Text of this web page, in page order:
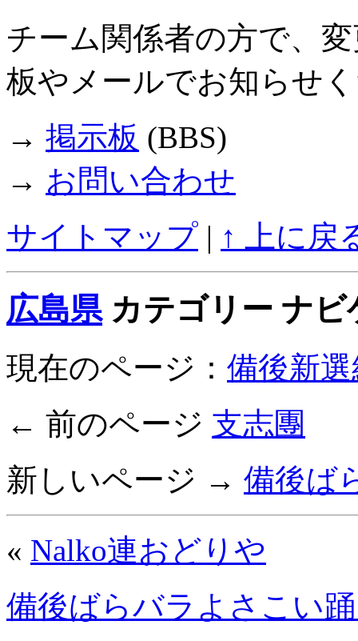
チーム関係者の方で、
板やメールでお知らせ
→ 掲示板 (BBS)
→ お問い合わせ
サイトマップ | ↑ 上に戻
広島県カテゴリー ナビ
現在のページ： 備後新
← 前のページ 支志團
新しいページ → 備後ば
« Nalko連おどりや
備後ばらバラよさこい